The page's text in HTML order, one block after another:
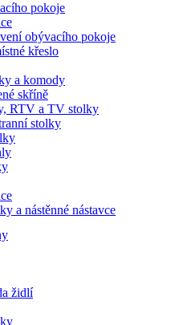
pokoje
obývacího pokoje
křeslo
a komody
skříně
RTV a TV stolky
stolky
a nástěnné nástavce
židlí